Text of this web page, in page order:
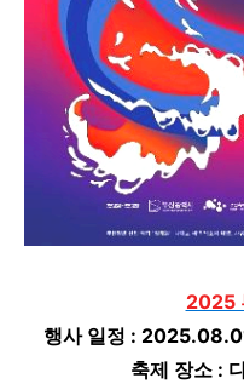
2025
행사 일정 :
축제 장소 :